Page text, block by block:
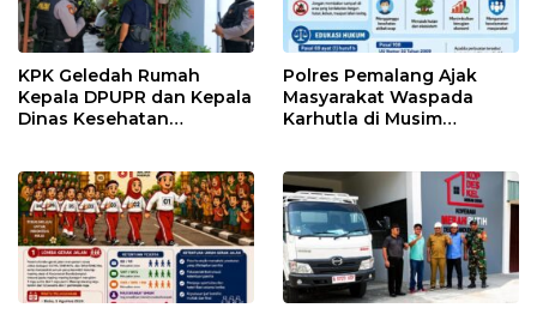
KPK Geledah Rumah
Kepala DPUPR dan Kepala
Dinas Kesehatan
Polres Pemalang Ajak
Masyarakat Waspada
Karhutla di Musim